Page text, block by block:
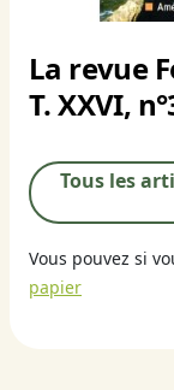
La revue
T. XXVI,
Tous les
Vous pouvez si
papier